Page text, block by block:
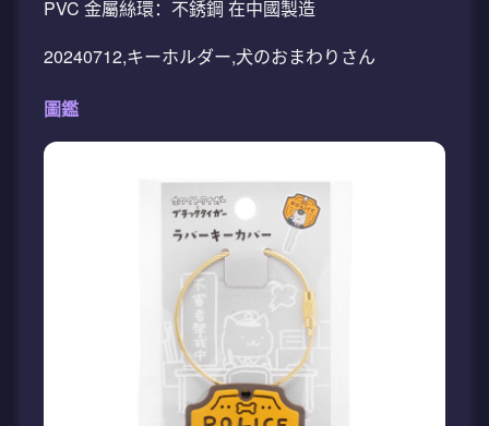
PVC 金屬絲環：不銹鋼 在中國製造
20240712,キーホルダー,犬のおまわりさん
圖鑑